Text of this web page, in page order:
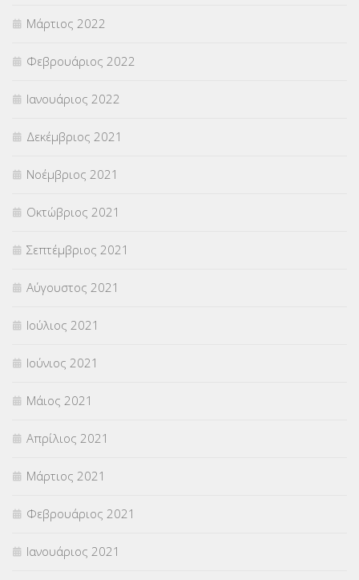
Μάρτιος 2022
Φεβρουάριος 2022
Ιανουάριος 2022
Δεκέμβριος 2021
Νοέμβριος 2021
Οκτώβριος 2021
Σεπτέμβριος 2021
Αύγουστος 2021
Ιούλιος 2021
Ιούνιος 2021
Μάιος 2021
Απρίλιος 2021
Μάρτιος 2021
Φεβρουάριος 2021
Ιανουάριος 2021